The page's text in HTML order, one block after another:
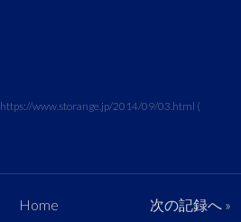
https://www.storange.jp/2014/09/03.html (
Home 次の記録へ »